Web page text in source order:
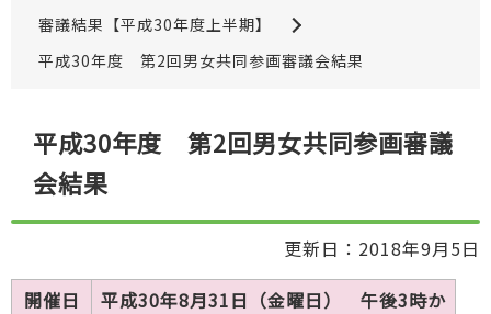
審議結果【平成30年度上半期】
平成30年度 第2回男女共同参画審議会結果
平成30年度 第2回男女共同参画審議
会結果
更新日：2018年9月5日
開催日
平成30年8月31日（金曜日） 午後3時か